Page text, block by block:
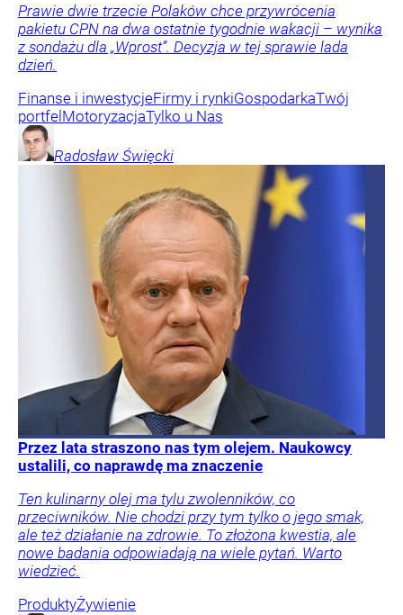
Prawie dwie trzecie Polaków chce przywrócenia
pakietu CPN na dwa ostatnie tygodnie wakacji – wynika
z sondażu dla „Wprost”. Decyzja w tej sprawie lada
dzień.
Finanse i inwestycjeFirmy i rynkiGospodarkaTwój
portfelMotoryzacjaTylko u Nas
Radosław Święcki
Przez lata straszono nas tym olejem. Naukowcy
ustalili, co naprawdę ma znaczenie
Ten kulinarny olej ma tylu zwolenników, co
przeciwników. Nie chodzi przy tym tylko o jego smak,
ale też działanie na zdrowie. To złożona kwestia, ale
nowe badania odpowiadają na wiele pytań. Warto
wiedzieć.
ProduktyŻywienie